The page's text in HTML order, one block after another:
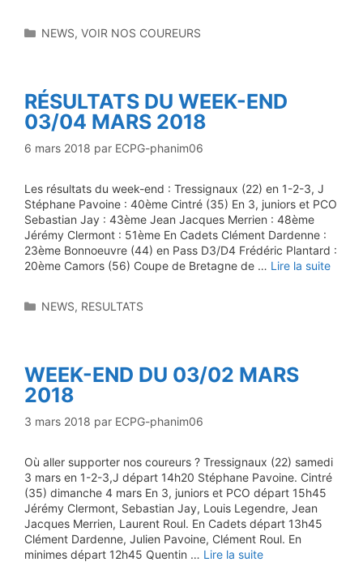
Catégories
NEWS,VOIR NOS COUREURS
RÉSULTATS DU WEEK-END
03/04 MARS 2018
6 mars 2018 par ECPG-phanim06
Les résultats du week-end : Tressignaux (22) en 1-2-3, J
Stéphane Pavoine : 40ème Cintré (35) En 3, juniors et PCO
Sebastian Jay : 43ème Jean Jacques Merrien : 48ème
Jérémy Clermont : 51ème En Cadets Clément Dardenne :
23ème Bonnoeuvre (44) en Pass D3/D4 Frédéric Plantard :
20ème Camors (56) Coupe de Bretagne de … Lire la suite
Catégories
NEWS, RESULTATS
WEEK-END DU 03/02 MARS
2018
3 mars 2018 par ECPG-phanim06
Où aller supporter nos coureurs ? Tressignaux (22) samedi
3 mars en 1-2-3,J départ 14h20 Stéphane Pavoine. Cintré
(35) dimanche 4 mars En 3, juniors et PCO départ 15h45
Jérémy Clermont, Sebastian Jay, Louis Legendre, Jean
Jacques Merrien, Laurent Roul. En Cadets départ 13h45
Clément Dardenne, Julien Pavoine, Clément Roul. En
minimes départ 12h45 Quentin … Lire la suite